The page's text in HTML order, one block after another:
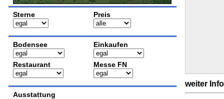
Sterne Preis
Bodensee Einkaufen
Restaurant Messe FN
Ausstattung
weiter